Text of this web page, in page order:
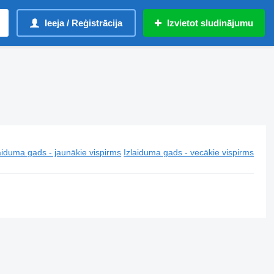
Ieeja / Reģistrācija Izvietot sludinājumu
gads - jaunākie vispirms Izlaiduma gads - vecākie vispirms